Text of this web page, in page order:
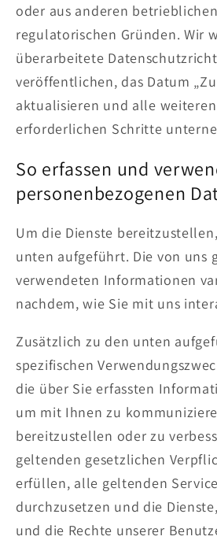
oder aus anderen
regulatorischen Gründen. Wir
überarbeitete
veröffentlichen, das Datum
aktualisieren und alle
erforderlichen Schritte
So erfassen und
personenbezogenen
Um die Dienste
unten aufgeführt. Die von uns
verwendeten Informationen
nachdem, wie Sie mit uns
Zusätzlich zu den unten
spezifischen
die über Sie erfassten
um mit Ihnen zu
bereitzustellen oder zu
geltenden gesetzlichen
erfüllen, alle geltenden
durchzusetzen und die
und die Rechte unserer